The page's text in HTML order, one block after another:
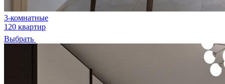
3-комнатные
120 квартир
Выбрать